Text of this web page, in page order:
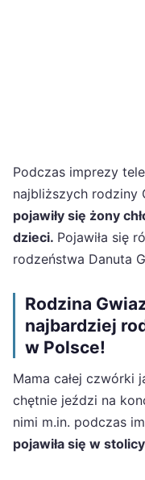
Podczas imprezy
najbliższych rodziny
pojawiły się żony
dzieci. Pojawiła się
rodzeństwa Danuta
Rodzina
najbardziej
w Polsce!
Mama całej czwórki
chętnie jeździ na
nimi m.in. podczas
pojawiła się w